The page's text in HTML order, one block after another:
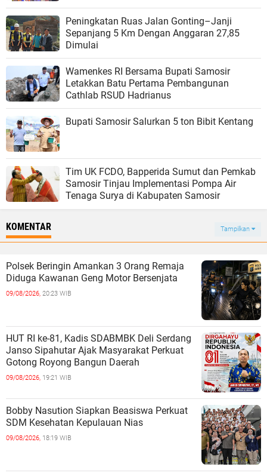
Peningkatan Ruas Jalan Gonting–Janji
Sepanjang 5 Km Dengan Anggaran 27,85
Dimulai
Wamenkes RI Bersama Bupati Samosir
Letakkan Batu Pertama Pembangunan
Cathlab RSUD Hadrianus
Bupati Samosir Salurkan 5 ton Bibit Kentang
Tim UK FCDO, Bapperida Sumut dan Pemkab
Samosir Tinjau Implementasi Pompa Air
Tenaga Surya di Kabupaten Samosir
KOMENTAR Tampilkan
Polsek Beringin Amankan 3 Orang Remaja
Diduga Kawanan Geng Motor Bersenjata
09/08/2026, 20:23 WIB
‎HUT RI ke-81, Kadis SDABMBK Deli Serdang
Janso Sipahutar Ajak Masyarakat Perkuat
Gotong Royong Bangun Daerah
09/08/2026, 19:21 WIB
Bobby Nasution Siapkan Beasiswa Perkuat
SDM Kesehatan Kepulauan Nias
09/08/2026, 18:19 WIB